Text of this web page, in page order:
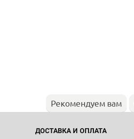
Рекомендуем вам
ДОСТАВКА И ОПЛАТА